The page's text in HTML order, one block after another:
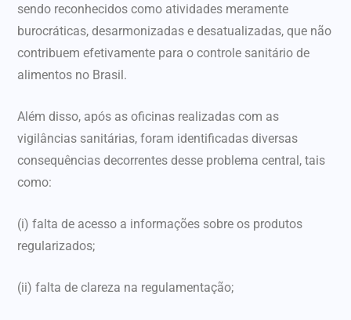
sendo reconhecidos como atividades meramente
burocráticas, desarmonizadas e desatualizadas, que não
contribuem efetivamente para o controle sanitário de
alimentos no Brasil.
Além disso, após as oficinas realizadas com as
vigilâncias sanitárias, foram identificadas diversas
consequências decorrentes desse problema central, tais
como:
(i) falta de acesso a informações sobre os produtos
regularizados;
(ii) falta de clareza na regulamentação;